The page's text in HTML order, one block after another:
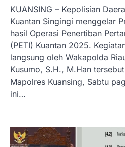
KUANSING – Kepolisian
Kuantan Singingi menggelar
hasil Operasi Penertiban
(PETI) Kuantan 2025.
langsung oleh Wakapolda
Kusumo, S.H., M.Han
Mapolres Kuansing, Sabtu
ini…